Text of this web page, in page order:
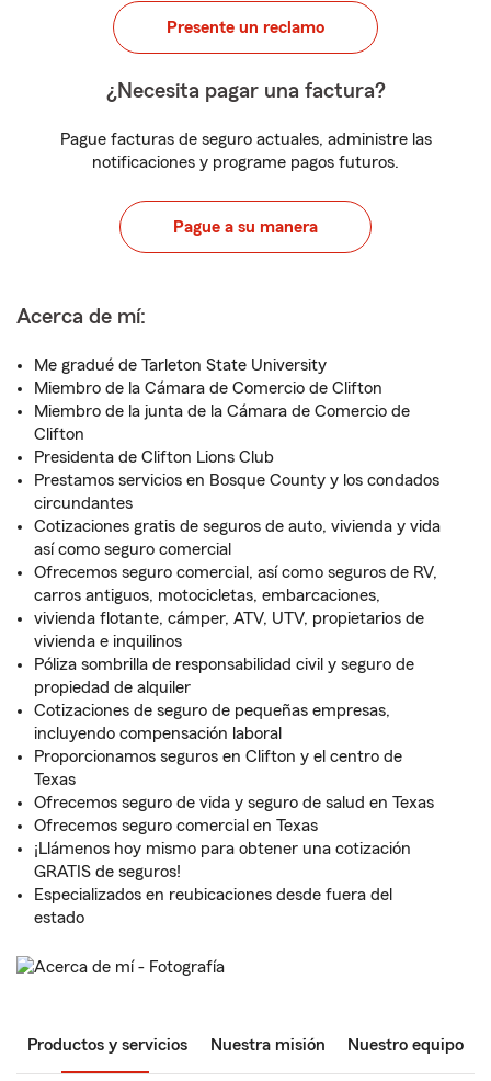
Presente un reclamo
¿Necesita pagar una factura?
Pague facturas de seguro actuales, administre las
notificaciones y programe pagos futuros.
Pague a su manera
Acerca de mí:
Me gradué de Tarleton State University
Miembro de la Cámara de Comercio de Clifton
Miembro de la junta de la Cámara de Comercio de
Clifton
Presidenta de Clifton Lions Club
Prestamos servicios en Bosque County y los condados
circundantes
Cotizaciones gratis de seguros de auto, vivienda y vida
así como seguro comercial
Ofrecemos seguro comercial, así como seguros de RV,
carros antiguos, motocicletas, embarcaciones,
vivienda flotante, cámper, ATV, UTV, propietarios de
vivienda e inquilinos
Póliza sombrilla de responsabilidad civil y seguro de
propiedad de alquiler
Cotizaciones de seguro de pequeñas empresas,
incluyendo compensación laboral
Proporcionamos seguros en Clifton y el centro de
Texas
Ofrecemos seguro de vida y seguro de salud en Texas
Ofrecemos seguro comercial en Texas
¡Llámenos hoy mismo para obtener una cotización
GRATIS de seguros!
Especializados en reubicaciones desde fuera del
estado
Productos y servicios Nuestra misión Nuestro equipo